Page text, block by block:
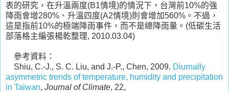
表的研究，在升溫兩度(B1情境)的情況下，台灣前10%的強
降雨會增280%、升溫四度(A2情境)則會增加560%。不過，
這是指前10%的極端降雨事件，而不是總降雨量。(低碳生活
部落格主編張楊乾整理, 2010.03.04)
參考資料：
Shiu, C.-J., S. C. Liu, and J.-P., Chen, 2009. Diurnally
asymmetric trends of temperature, humidity and precipitation
in Taiwan, Journal of Climate, 22,